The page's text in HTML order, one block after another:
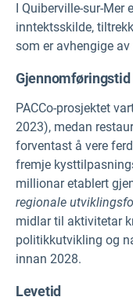
I Quiberville-sur-Mer
inntektsskilde,
som er avhengige
Gjennomføringstid
PACCo-prosjektet
2023), medan
forventast å vere
fremje
millionar etablert
regionale
midlar til aktivitetar
politikkutvikling og
innan 2028.
Levetid